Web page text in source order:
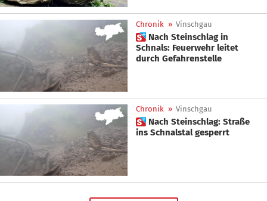
Chronik » Vinschgau
 Nach Steinschlag in
Schnals: Feuerwehr leitet
durch Gefahrenstelle
Chronik » Vinschgau
 Nach Steinschlag: Straße
ins Schnalstal gesperrt